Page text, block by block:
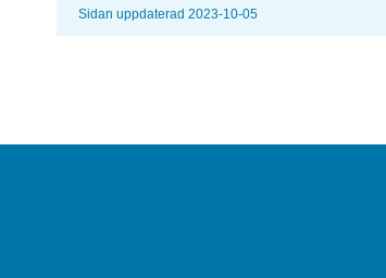
Sidan uppdaterad 2023-10-05